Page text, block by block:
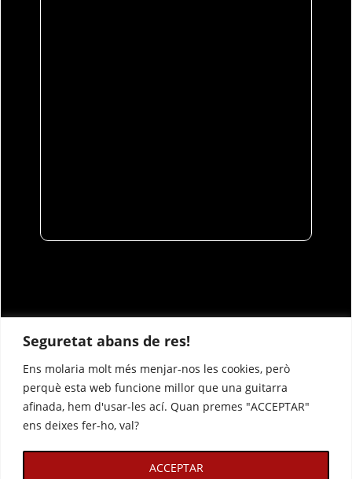
Seguretat abans de res!
Ens molaria molt més menjar-nos les cookies, però
perquè esta web funcione millor que una guitarra
afinada, hem d'usar-les ací. Quan premes "ACCEPTAR"
ens deixes fer-ho, val?
ACCEPTAR